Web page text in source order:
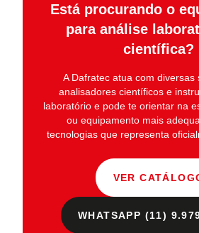
Está procurando o
para análise
científica?
A Dafratec atua com diversas
analisadores científicos e
laboratórioe pode te orientar na
ou equipamento mais
tecnologias que representa
VER
WHATSAPP (11)